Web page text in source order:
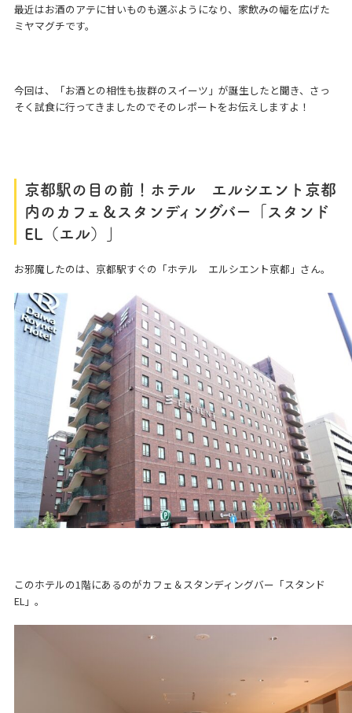
最近はお酒のアテに甘いものも選ぶようになり、家飲みの幅を広げた
ミヤマグチです。
今回は、「お酒との相性も抜群のスイーツ」が誕生したと聞き、さっ
そく試食に行ってきましたのでそのレポートをお伝えしますよ！
京都駅の目の前！ホテル エルシエント京都
内のカフェ＆スタンディングバー「スタンド
EL（エル）」
お邪魔したのは、京都駅すぐの「ホテル エルシエント京都」さん。
このホテルの1階にあるのがカフェ＆スタンディングバー「スタンド
EL」。